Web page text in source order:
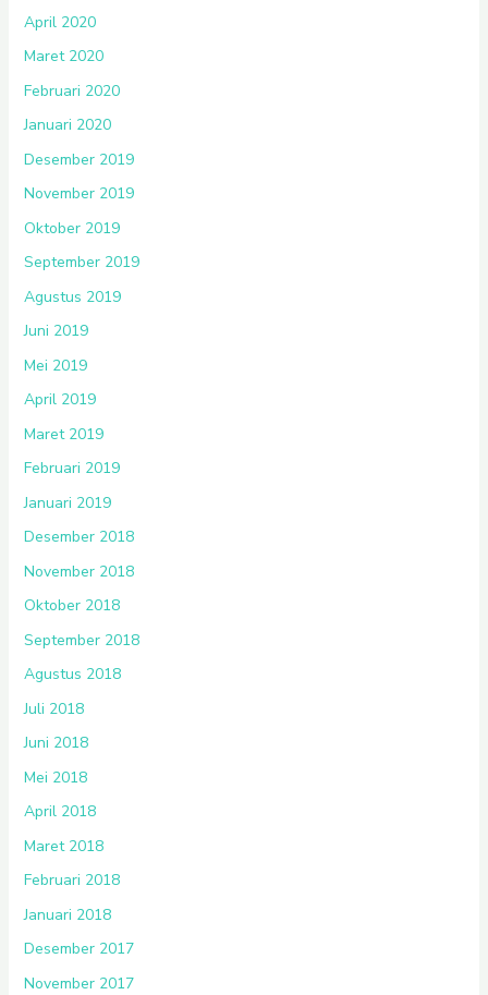
April 2020
Maret 2020
Februari 2020
Januari 2020
Desember 2019
November 2019
Oktober 2019
September 2019
Agustus 2019
Juni 2019
Mei 2019
April 2019
Maret 2019
Februari 2019
Januari 2019
Desember 2018
November 2018
Oktober 2018
September 2018
Agustus 2018
Juli 2018
Juni 2018
Mei 2018
April 2018
Maret 2018
Februari 2018
Januari 2018
Desember 2017
November 2017